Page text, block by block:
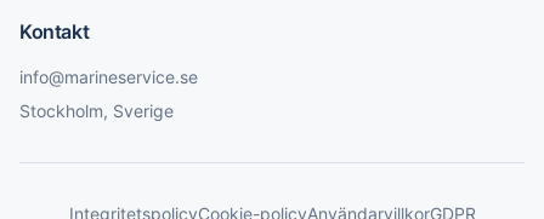
Kontakt
info@marineservice.se
Stockholm, Sverige
IntegritetspolicyCookie-policyAnvändarvillkorGDPR